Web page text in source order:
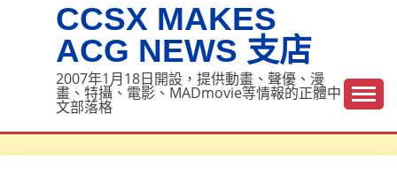
CCSX MAKES
ACG NEWS 支店
2007年1月18日開設，提供動畫、聲優、漫
畫、特攝、電影、MADmovie等情報的正體中
文部落格